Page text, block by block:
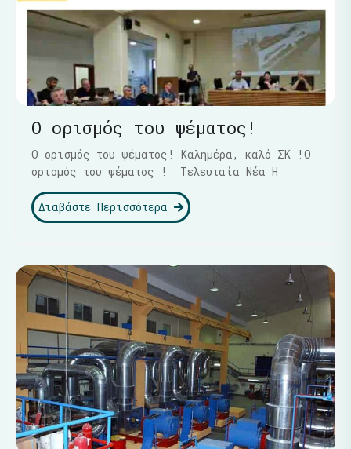
Ο ορισμός του ψέματος!
Ο ορισμός του ψέματος! Καλημέρα, καλό ΣΚ !Ο
ορισμός του ψέματος ! Τελευταία Νέα Η
Διαβάστε Περισσότερα